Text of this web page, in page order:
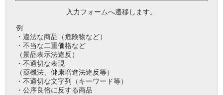
入力フォームへ遷移します。
例
・違法な商品（危険物など）
・不当な二重価格など
（景品表示法違反）
・不適切な表現
（薬機法、健康増進法違反等）
・不適切な文字列（キーワード等）
・公序良俗に反する商品